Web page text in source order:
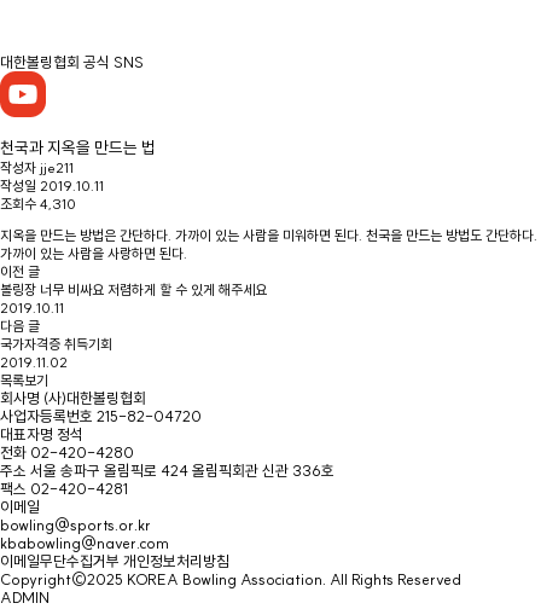
대한볼링협회 공식 SNS
천국과 지옥을 만드는 법
작성자 jje211
작성일 2019.10.11
조회수 4,310
지옥을 만드는 방법은 간단하다. 가까이 있는 사람을 미워하면 된다. 천국을 만드는 방법도 간단하다.
가까이 있는 사람을 사랑하면 된다.
이전 글
볼링장 너무 비싸요 저렴하게 할 수 있게 해주세요
2019.10.11
다음 글
국가자격증 취득기회
2019.11.02
목록보기
회사명 (사)대한볼링협회
사업자등록번호 215-82-04720
대표자명 정석
전화 02-420-4280
주소 서울 송파구 올림픽로 424 올림픽회관 신관 336호
팩스 02-420-4281
이메일
bowling@sports.or.kr
kbabowling@naver.com
이메일무단수집거부 개인정보처리방침
Copyright©2025 KOREA Bowling Association. All Rights Reserved
ADMIN